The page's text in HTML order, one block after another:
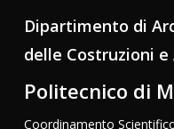
Dipartimento di
delle Costruzioni
Politecnico di
Coordinamento